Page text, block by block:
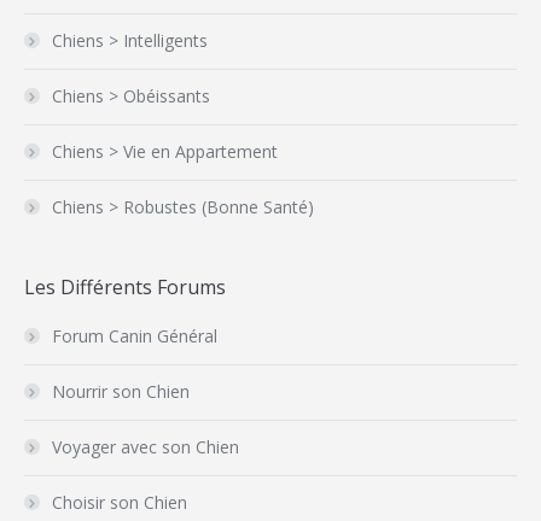
Chiens > Intelligents
Chiens > Obéissants
Chiens > Vie en Appartement
Chiens > Robustes (Bonne Santé)
Les Différents Forums
Forum Canin Général
Nourrir son Chien
Voyager avec son Chien
Choisir son Chien